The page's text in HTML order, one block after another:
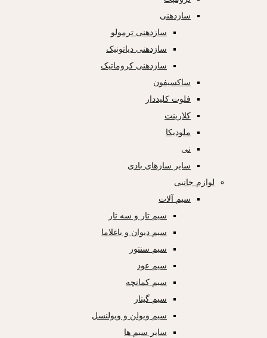
سازدهنی
سازدهنی ترمولو
سازدهنی دیاتونیک
سازدهنی کروماتیک
ساکسیفون
فلوت کلیددار
کلارینت
ملودیکا
نی
سایر سازهای بادی
لوازم جانبی
سیم آلات
سیم تار و سه تار
سیم دیوان و باغلاما
سیم سنتور
سیم عود
سیم کمانچه
سیم گیتار
سیم ویولن و ویولنسل
سایر سیم ها